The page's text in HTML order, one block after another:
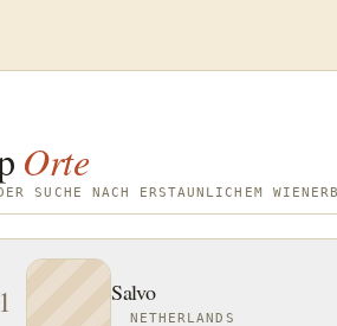
Orte
SUCHE NACH ERSTAUNLICHEM
1 Salvo
NETHERLANDS